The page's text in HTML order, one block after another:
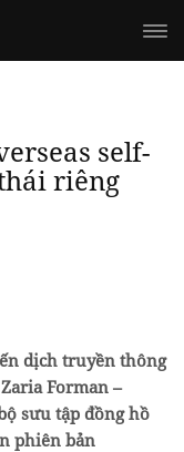
self-
riêng
dịch truyền thông
Forman –
sưu tập đồng hồ
phiên bản